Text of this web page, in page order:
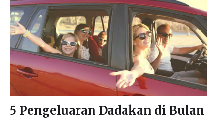
5 Pengeluaran Dadakan di Bulan